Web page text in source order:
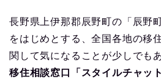
長野県上伊那郡辰野町の「辰野
をはじめとする、全国各地の移
関して気になることが少しでも
移住相談窓口「スタイルチャット